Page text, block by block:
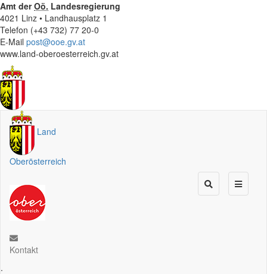
Amt derOö. Landesregierung
4021 Linz • Landhausplatz 1
Telefon (+43 732) 77 20-0
E-Mail post@ooe.gv.at
www.land-oberoesterreich.gv.at
Land
Oberösterreich
Kontakt
.